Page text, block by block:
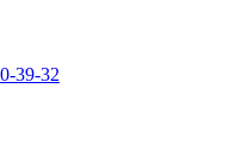
39-32